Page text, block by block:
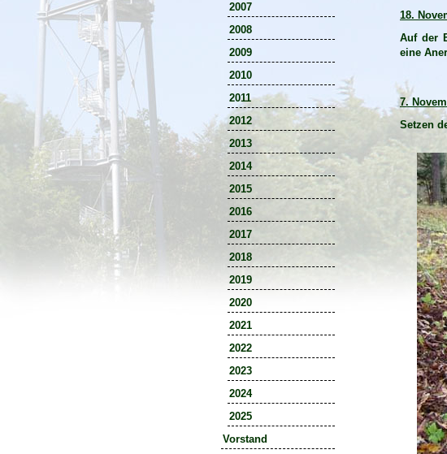
2007
2008
2009
2010
2011
2012
2013
2014
2015
2016
2017
2018
2019
2020
2021
2022
2023
2024
2025
Vorstand
18.
Auf der
eine
7.
Setzen